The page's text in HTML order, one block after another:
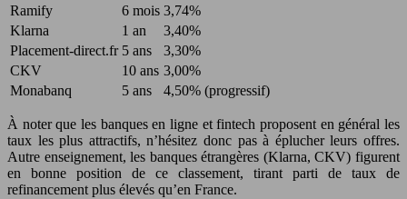
Ramify
6 mois 3,74%
Klarna
1 an
3,40%
Placement-direct.fr 5 ans
3,30%
CKV
10 ans 3,00%
Monabanq
5 ans 4,50% (progressif)
À noter que les banques en ligne et fintech proposent en général les
taux les plus attractifs, n’hésitez donc pas à éplucher leurs offres.
Autre enseignement, les banques étrangères (Klarna, CKV) figurent
en bonne position de ce classement, tirant parti de taux de
refinancement plus élevés qu’en France.